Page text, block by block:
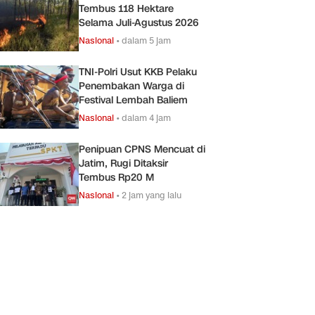
Tembus 118 Hektare
Selama Juli-Agustus 2026
Nasional •dalam 5 jam
TNI-Polri Usut KKB Pelaku
Penembakan Warga di
Festival Lembah Baliem
Nasional •dalam 4 jam
Penipuan CPNS Mencuat di
Jatim, Rugi Ditaksir
Tembus Rp20 M
Nasional •2 jam yang lalu